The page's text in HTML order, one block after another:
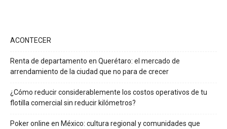
ACONTECER
Renta de departamento en Querétaro: el mercado de
arrendamiento de la ciudad que no para de crecer
¿Cómo reducir considerablemente los costos operativos de tu
flotilla comercial sin reducir kilómetros?
Poker online en México: cultura regional y comunidades que